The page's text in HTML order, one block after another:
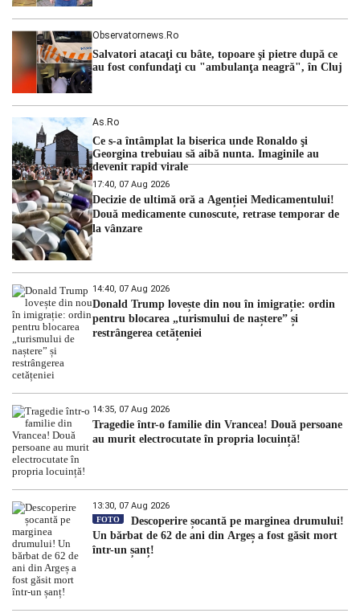
Observatornews.ro
Salvatori atacaţi cu bâte, topoare şi pietre după ce
au fost confundaţi cu "ambulanţa neagră", în Cluj
As.ro
Ce s-a întâmplat la biserica unde Ronaldo şi
Georgina trebuiau să aibă nunta. Imaginile au
devenit rapid virale
17:40, 07 Aug 2026
Decizie de ultimă oră a Agenției Medicamentului!
Două medicamente cunoscute, retrase temporar de
la vânzare
14:40, 07 Aug 2026
Donald Trump lovește din nou în imigrație: ordin
pentru blocarea „turismului de naștere” și
restrângerea cetățeniei
14:35, 07 Aug 2026
Tragedie într-o familie din Vrancea! Două persoane
au murit electrocutate în propria locuință!
13:30, 07 Aug 2026
FOTO
Descoperire șocantă pe marginea drumului!
Un bărbat de 62 de ani din Argeș a fost găsit mort
într-un șanț!